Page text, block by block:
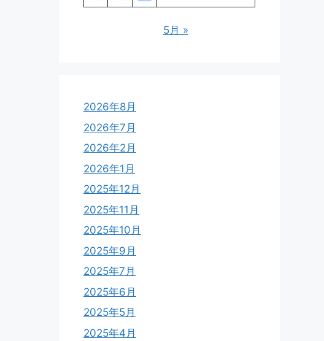
5月 »
2026年8月
2026年7月
2026年2月
2026年1月
2025年12月
2025年11月
2025年10月
2025年9月
2025年7月
2025年6月
2025年5月
2025年4月